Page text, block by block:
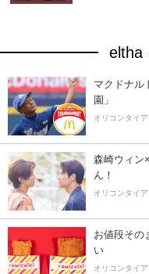
eltha
マクドナル
園」
オリコンタイ
森崎ウィン
ん！
オリコンタイ
お値段その
い
オリコンタイ